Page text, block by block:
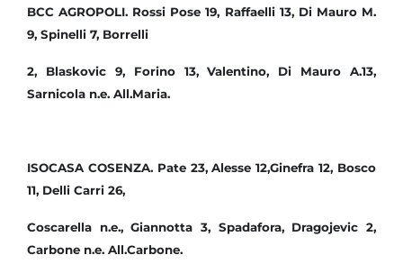
BCC AGROPOLI. Rossi Pose 19, Raffaelli 13, Di Mauro M.
9, Spinelli 7, Borrelli
2, Blaskovic 9, Forino 13, Valentino, Di Mauro A.13,
Sarnicola n.e. All.Maria.
ISOCASA COSENZA. Pate 23, Alesse 12,Ginefra 12, Bosco
11, Delli Carri 26,
Coscarella n.e., Giannotta 3, Spadafora, Dragojevic 2,
Carbone n.e. All.Carbone.